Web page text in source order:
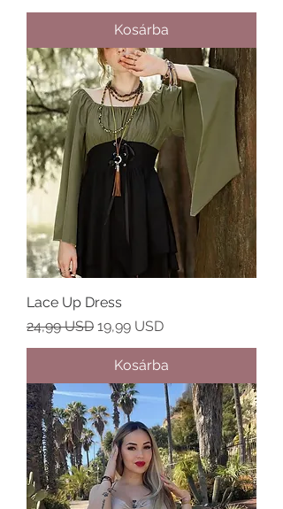
Kosárba
Lace Up Dress
Szokásos ár
24,99 USD Akciós ár
19,99 USD
Kosárba